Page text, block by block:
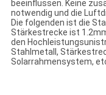
beeinflussen. Keine
notwendig und die
Die folgenden ist die
Stärkestrecke ist
den
Stahlmetall,
Solarrahmensystem,